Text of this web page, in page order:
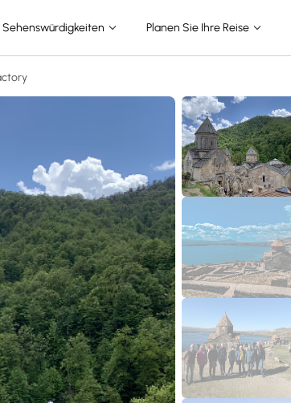
Sehenswürdigkeiten Planen Sie Ihre Reise